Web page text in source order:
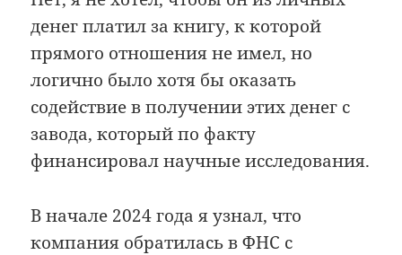
денег платил за книгу, к которой
прямого отношения не имел, но
логично было хотя бы оказать
содействие в получении этих денег с
завода, который по факту
финансировал научные исследования.
В начале 2024 года я узнал, что
компания обратилась в ФНС с